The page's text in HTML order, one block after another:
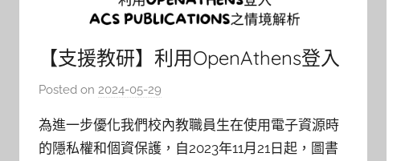
【支援教研】利用OpenAthens登入
ACS Publications之情境解析
Posted on 2024-05-29
c
h
為進一步優化我們校內教職員生在使用電子資源時
的隱私權和個資保護，自2023年11月21日起，圖書